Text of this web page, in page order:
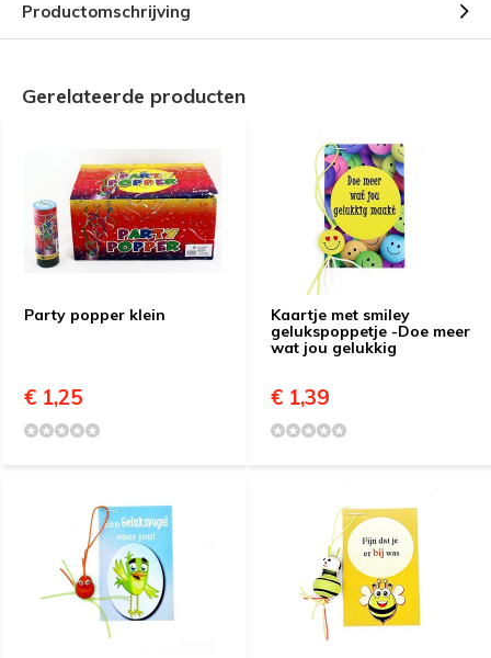
Productomschrijving
Gerelateerde producten
Party popper klein
€ 1,25
Kaartje met smiley
gelukspoppetje -Doe meer
wat jou gelukkig
€ 1,39